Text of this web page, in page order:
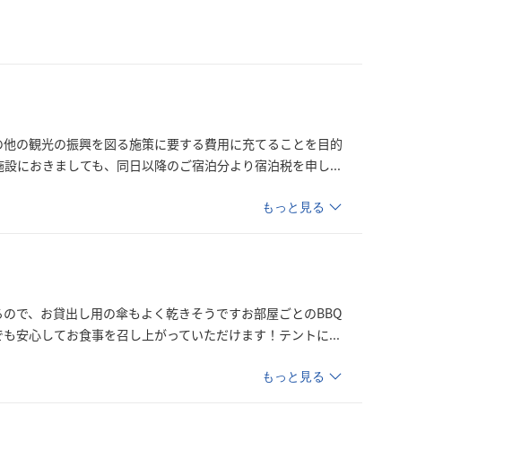
の観光の振興を図る施策に要する費用に充てることを目的
におきましても、同日以降のご宿泊分より宿泊税を申 し...
もっと見る
で、お貸出し用の傘もよく乾きそうですお部屋ごとのBBQ
安心してお食事を召し上がっていただけます！テントに...
もっと見る